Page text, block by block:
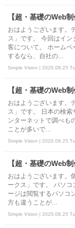
【超・基礎のWeb
おはようございます。
ス」です。 今回はイ
客について。 ホームペ
するなら、自社の...
Simple Vision | 2020.08.25
【超・基礎のWeb
おはようございます。
ス」です。 日本の検
ンターネットで調べも
ことが多いで...
Simple Vision | 2020.08.25
【超・基礎のWeb
おはようございます。
ークス」です。 パソ
ージは閲覧するパソコ
方も違うことが...
Simple Vision | 2020.08.25